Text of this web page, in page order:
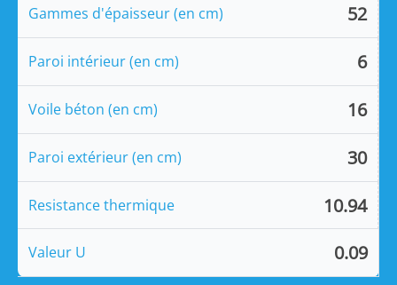
Gammes d'épaisseur (en cm) 52
Paroi intérieur (en cm) 6
Voile béton (en cm) 16
Paroi extérieur (en cm) 30
Resistance thermique 10.94
Valeur U 0.09